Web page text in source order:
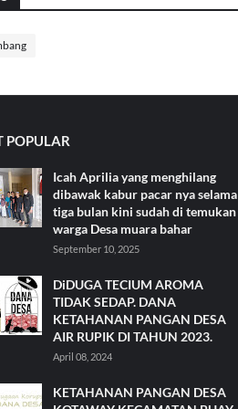
POPULAR
Icah Aprilia yang menghilang
dibawak kabur pacar nya selama
tiga bulan kini sudah di temukan
warga Desa muara bahar
September 10, 2025
DiDUGA TECIUM AROMA
TIDAK SEDAP. DANA
KETAHANAN PANGAN DESA
AIR RUPIK DI TAHUN 2023.
April 08, 2024
KETAHANAN PANGAN DESA